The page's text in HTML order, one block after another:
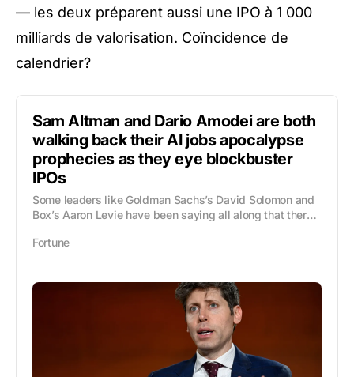
— les deux préparent aussi une IPO à 1 000
milliards de valorisation. Coïncidence de
calendrier?
Sam Altman and Dario Amodei are both
walking back their AI jobs apocalypse
prophecies as they eye blockbuster
IPOs
Some leaders like Goldman Sachs’s David Solomon and
Box’s Aaron Levie have been saying all along that there
Fortune